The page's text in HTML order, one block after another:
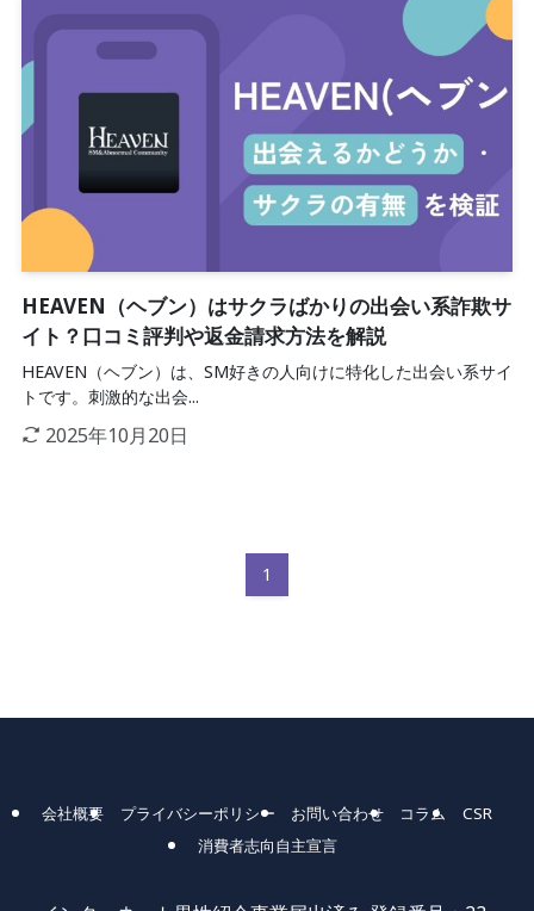
HEAVEN（ヘブン）はサクラばかりの出会い系詐欺サ
イト？口コミ評判や返金請求方法を解説
HEAVEN（ヘブン）は、SM好きの人向けに特化した出会い系サイ
トです。刺激的な出会...
2025年10月20日
1
会社概要 プライバシーポリシー お問い合わせ コラム
CSR
消費者志向自主宣言